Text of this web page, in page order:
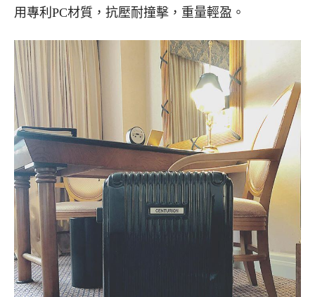
用專利PC材質，抗壓耐撞擊，重量輕盈。